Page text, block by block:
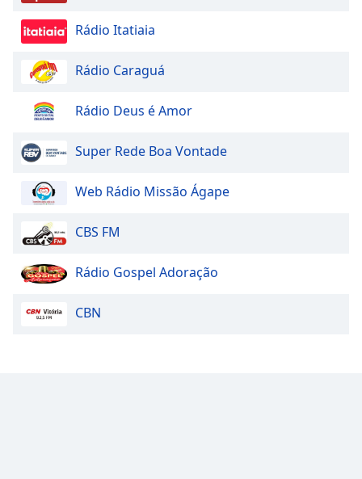
Rádio Itatiaia
Rádio Caraguá
Rádio Deus é Amor
Super Rede Boa Vontade
Web Rádio Missão Ágape
CBS FM
Rádio Gospel Adoração
CBN